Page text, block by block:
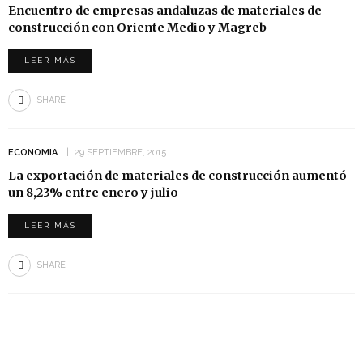
Encuentro de empresas andaluzas de materiales de
construcción con Oriente Medio y Magreb
LEER MÁS
SHARE
ECONOMIA 29 SEPTIEMBRE, 2015
La exportación de materiales de construcción aumentó
un 8,23% entre enero y julio
LEER MÁS
SHARE